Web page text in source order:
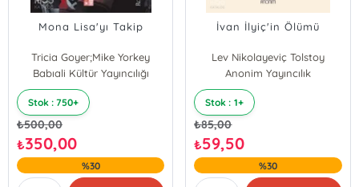
Mona Lisa'yı Takip
Tricia Goyer;Mike Yorkey
Tricia Goyer
Mike Yorkey
Babıali Kültür Yayıncılığı
Stok : 750+
₺500,00
₺350,00
%30
İvan İlyiç'in Ölümü
Lev Nikolayeviç Tolstoy
Anonim Yayıncılık
Stok : 1+
₺85,00
₺59,50
%30